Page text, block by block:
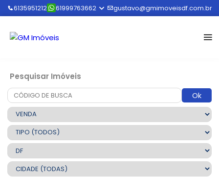
6135951212 61999763662 gustavo@gmimoveisdf.com.br
Pesquisar Imóveis
Ok